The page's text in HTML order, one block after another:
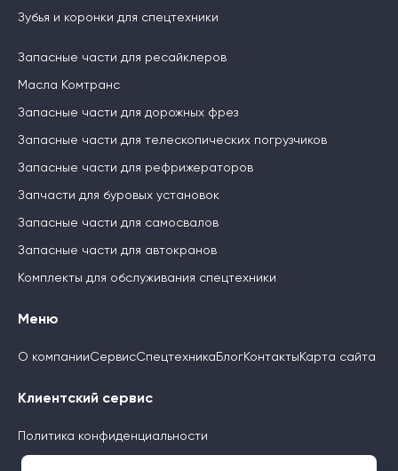
Зубья и коронки для спецтехники
Запасные части для ресайклеров
Масла Комтранс
Запасные части для дорожных фрез
Запасные части для телескопических погрузчиков
Запасные части для рефрижераторов
Запчасти для буровых установок
Запасные части для самосвалов
Запасные части для автокранов
Комплекты для обслуживания спецтехники
Меню
О компанииСервисСпецтехника БлогКонтакты Карта сайта
Клиентский сервис
Политика конфиденциальности